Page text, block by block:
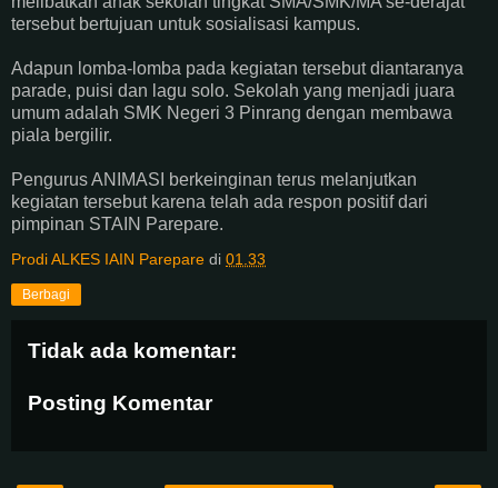
tersebut bertujuan untuk sosialisasi kampus.
Adapun lomba-lomba pada kegiatan tersebut diantaranya
parade, puisi dan lagu solo. Sekolah yang menjadi juara
umum adalah SMK Negeri 3 Pinrang dengan membawa
piala bergilir.
Pengurus ANIMASI berkeinginan terus melanjutkan
kegiatan tersebut karena telah ada respon positif dari
pimpinan STAIN Parepare.
Prodi ALKES IAIN Parepare di 01.33
Berbagi
Tidak ada komentar:
Posting Komentar